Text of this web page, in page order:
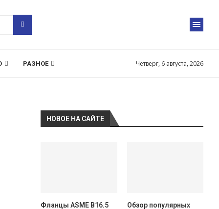
РАЗНОЕ Четверг, 6 августа, 2026
НОВОЕ НА САЙТЕ
Фланцы ASME B16.5
Обзор популярных